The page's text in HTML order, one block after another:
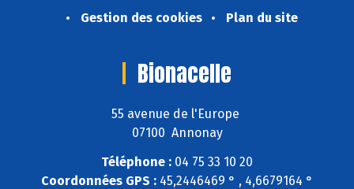
Gestion des cookies
Plan du site
Bionacelle
55 avenue de l'Europe
07100 Annonay
Téléphone : 04 75 33 10 20
Coordonnées GPS : 45,2446469 ° , 4,6679164 °